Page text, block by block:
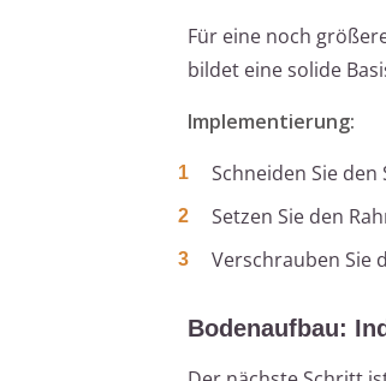
Für eine noch
bildet eine solide
Implementierung:
Schneiden Sie
Setzen Sie den
Verschrauben Sie
Bodenaufbau: